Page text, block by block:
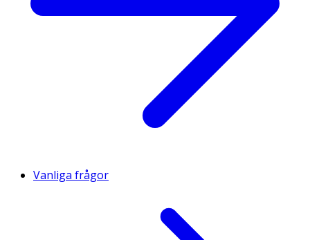
Vanliga frågor